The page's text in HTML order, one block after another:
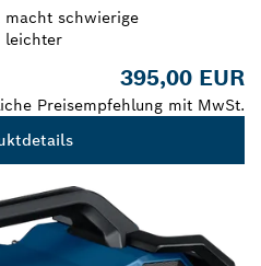
macht schwierige
leichter
395,00 EUR
Preisempfehlung mit MwSt.